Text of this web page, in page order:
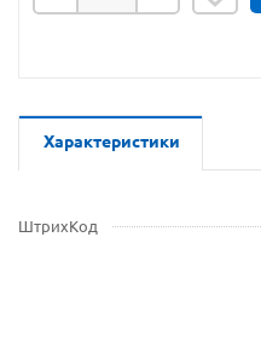
Характеристики
ШтрихКод